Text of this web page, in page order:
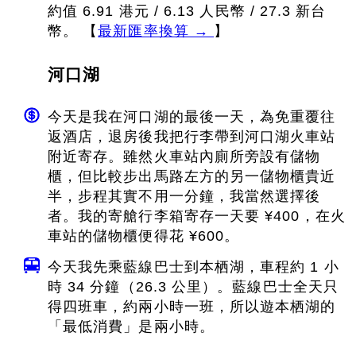
約值 6.91 港元 / 6.13 人民幣 / 27.3 新台
幣。 【最新匯率換算 → 】
河口湖
今天是我在河口湖的最後一天，為免重覆往
返酒店，退房後我把行李帶到河口湖火車站
附近寄存。雖然火車站內廁所旁設有儲物
櫃，但比較步出馬路左方的另一儲物櫃貴近
半，步程其實不用一分鐘，我當然選擇後
者。我的寄艙行李箱寄存一天要 ¥400，在火
車站的儲物櫃便得花 ¥600。
今天我先乘藍線巴士到本栖湖，車程約 1 小
時 34 分鐘（26.3 公里）。藍線巴士全天只
得四班車，約兩小時一班，所以遊本栖湖的
「最低消費」是兩小時。